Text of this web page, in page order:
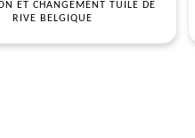
ET CHANGEMENT TUILE DE
RIVE BELGIQUE